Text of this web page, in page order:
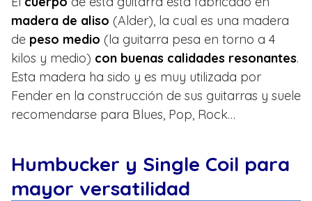
madera de aliso (Alder), la cual es una madera
de peso medio (la guitarra pesa en torno a 4
kilos y medio) con buenas calidades resonantes.
Esta madera ha sido y es muy utilizada por
Fender en la construcción de sus guitarras y suele
recomendarse para Blues, Pop, Rock…
Humbucker y Single Coil para
mayor versatilidad